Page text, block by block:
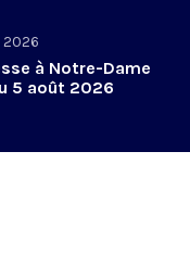
2026
à Notre-Dame
5 août 2026